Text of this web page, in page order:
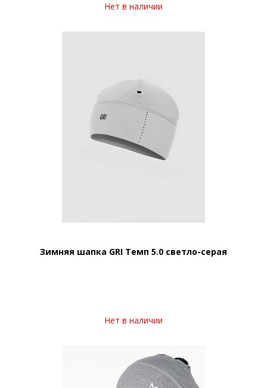
Нет в наличии
Зимняя шапка GRI Темп 5.0 светло-серая
Нет в наличии